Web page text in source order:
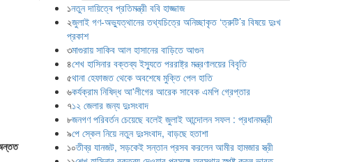
১নতুন দায়িত্বে প্রতিমন্ত্রী ববি হাজ্জাজ
২জুলাই গণ-অভ্যুত্থানের তথ্যচিত্রে অনিচ্ছাকৃত ‘ত্রুটি’র বিষয়ে দুঃখ
প্রকাশ
৩মাগুরায় সাকিব আল হাসানের বাড়িতে আগুন
৪শেখ হাসিনার বক্তব্য ইস্যুতে পররাষ্ট্র মন্ত্রণালয়ের বিবৃতি
৫থানা হেফাজত থেকে অবশেষে মুক্তি পেল হাতি
৬কর্যক্রাম নিষিদ্ধ আ'লীগের আরেক সাবেক এমপি গ্রেপ্তার
৭১২ জেলার জন্য দুঃসংবাদ
৮জনগণ পরিবর্তন চেয়েছে বলেই জুলাই আন্দোলন সফল : প্রধানমন্ত্রী
৯পে স্কেল নিয়ে নতুন দুঃসংবাদ, বাড়ছে হতাশা
১০তীব্র যানজট, সড়কেই সন্তান প্রসব করলেন আমীর হামজার স্ত্রী